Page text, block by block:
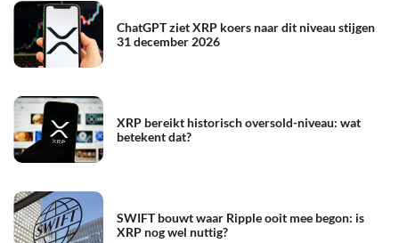
ChatGPT ziet XRP koers naar dit niveau stijgen
31 december 2026
XRP bereikt historisch oversold-niveau: wat
betekent dat?
SWIFT bouwt waar Ripple ooit mee begon: is
XRP nog wel nuttig?